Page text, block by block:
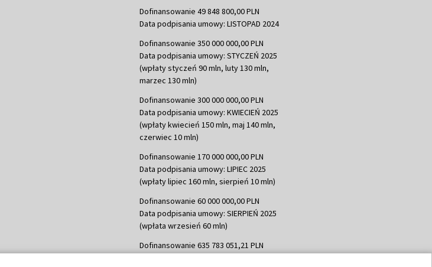
Dofinansowanie 49 848 800,00 PLN
Data podpisania umowy: LISTOPAD 2024
Dofinansowanie 350 000 000,00 PLN
Data podpisania umowy: STYCZEŃ 2025
(wpłaty styczeń 90 mln, luty 130 mln,
marzec 130 mln)
Dofinansowanie 300 000 000,00 PLN
Data podpisania umowy: KWIECIEŃ 2025
(wpłaty kwiecień 150 mln, maj 140 mln,
czerwiec 10 mln)
Dofinansowanie 170 000 000,00 PLN
Data podpisania umowy: LIPIEC 2025
(wpłaty lipiec 160 mln, sierpień 10 mln)
Dofinansowanie 60 000 000,00 PLN
Data podpisania umowy: SIERPIEŃ 2025
(wpłata wrzesień 60 mln)
Dofinansowanie 635 783 051,21 PLN